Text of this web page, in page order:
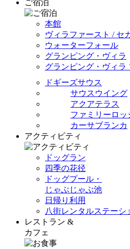
ご宿泊
本館
ヴィラファースト / セ
ウォーターフォール
グランピング・ヴィラ
グランピング・ヴィラ
ドギーズサウス
サウスウイング
アクアテラス
ファミリーロッ
カーサブランカ
アクティビティ
ドッグラン
四季の花径
ドッグプール・
じゃぶじゃぶ池
日帰り利用
八街レンタルステーシ
レストラン &
カフェ